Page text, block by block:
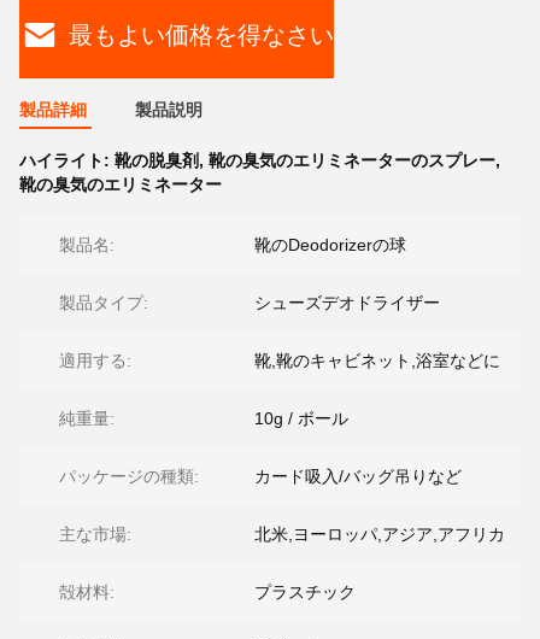
最もよい価格を得なさい
製品詳細 製品説明
ハイライト: 靴の脱臭剤, 靴の臭気のエリミネーターのスプレー,
靴の臭気のエリミネーター
製品名: 靴のDeodorizerの球
製品タイプ: シューズデオドライザー
適用する: 靴,靴のキャビネット,浴室などに
純重量: 10g / ボール
パッケージの種類: カード吸入/バッグ吊りなど
主な市場: 北米,ヨーロッパ,アジア,アフリカ
殻材料: プラスチック